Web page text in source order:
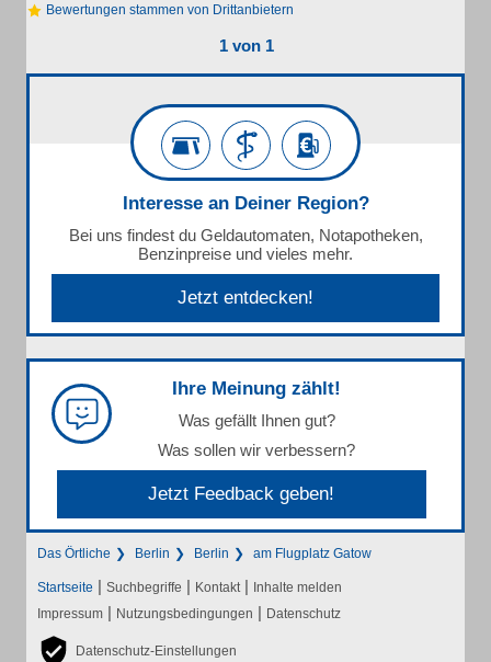
Bewertungen stammen von Drittanbietern
1 von 1
Interesse an Deiner Region?
Bei uns findest du Geldautomaten, Notapotheken,
Benzinpreise und vieles mehr.
Jetzt entdecken!
Ihre Meinung zählt!
Was gefällt Ihnen gut?
Was sollen wir verbessern?
Jetzt Feedback geben!
Das Örtliche Berlin Berlin am Flugplatz Gatow
Startseite | Suchbegriffe | Kontakt | Inhalte melden
Impressum | Nutzungsbedingungen | Datenschutz
Datenschutz-Einstellungen